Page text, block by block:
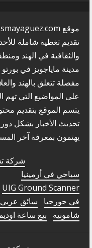
تقديم تغطية شاملة
والثقافية في الهند
مدينة ماياجويز في بورتو
مفصلة تتعلق بالهند
على المواضيع التي تهم
يتسم الموقع بتقديم
تحديث الأخبار بشكل
يهتمون بمعرفة آخر
شركة
سياحي في أرمينيا
UIG Ground Scanner
في جورجيا
سائق عربي
شامونيه
بيع ساعة